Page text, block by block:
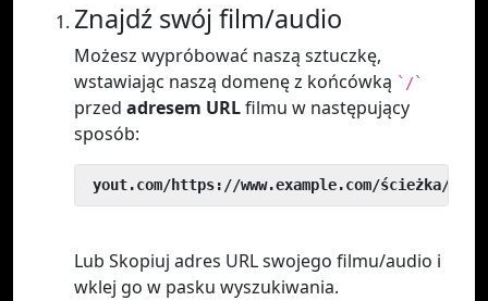
Znajdź swój film/audio
Możesz wypróbować naszą sztuczkę,
wstawiając naszą domenę z końcówką `/`
przed adresem URLfilmu w następujący
sposób:
yout.com/https://www.example.com/ścieżka/do/
Lub Skopiuj adres URL swojego filmu/audio i
wklej go w pasku wyszukiwania.